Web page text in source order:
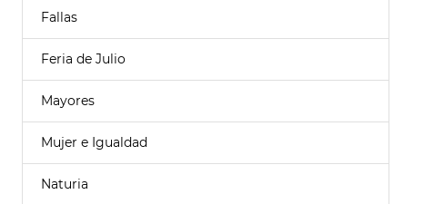
Fallas
Feria de Julio
Mayores
Mujer e Igualdad
Naturia